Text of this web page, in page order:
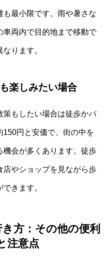
最小限です。雨や暑さな
車両内で目的地まで移動で
ります。
楽しみたい場合
もしたい場合は徒歩かバ
150円と安価で、街の中を
会が多くあります。徒歩
店やショップを見ながら歩
きます。
方：その他の便利
注意点